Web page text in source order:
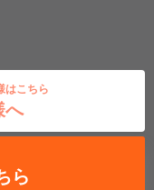
はこちら
へ
ら